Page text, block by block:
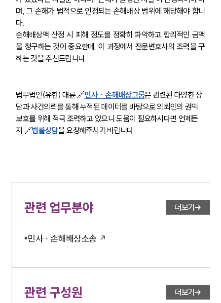
그룹소개
업무사례
사례분석/최신동향
며, 그 손해가 법적으로 인정되는 손해배상 범위에 해당해야 합니
다.
손해배상액 산정 시 피해 정도를 정확히 파악하고 합리적인 금액
을 청구하는 것이 중요한데, 이 과정에서 전문변호사의 조력을 구
하는 것을 추천드립니다.
법무법인(유한) 대륜 🔗민사ㆍ손해배상그룹은 관련된 다양한 상
담과 사건의뢰를 통해 누적된 데이터를 바탕으로 의뢰인의 권익
보호를 위해 적극 조력하고 있으니 도움이 필요하시다면 언제든
지 🔗법률상담을 요청해주시기 바랍니다.
관련 업무분야 더보기
민사 · 손해배상소송
관련 구성원 더보기